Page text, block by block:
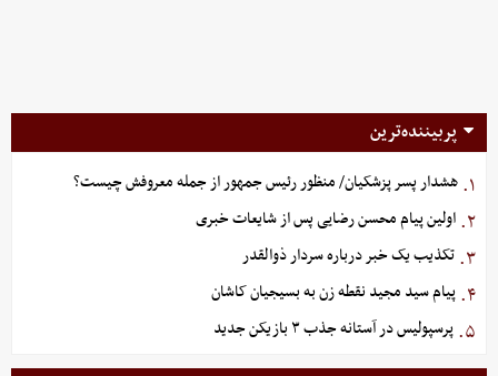
پربیننده‌ترین
۱. هشدار پسر پزشکیان/ منظور رئیس جمهور از جمله معروفش چیست؟
۲. اولین پیام محسن رضایی پس از شایعات خبری
۳. تکذیب یک خبر درباره سردار ذوالقدر
۴. پیام سید مجید نقطه زن به بسیجیان کاشان
۵. پرسپولیس در آستانه جذب ۳ بازیکن جدید